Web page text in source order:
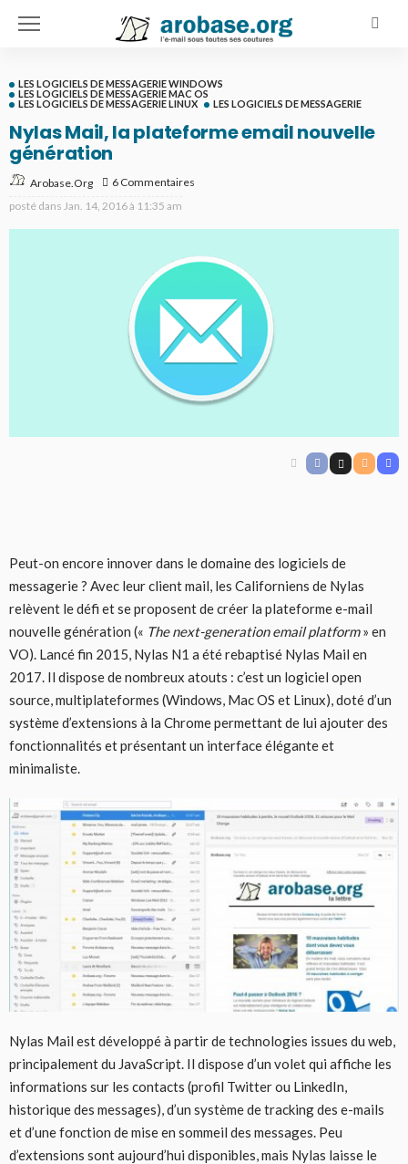
LES LOGICIELS DE MESSAGERIE WINDOWS
LES LOGICIELS DE MESSAGERIE MAC OS
LES LOGICIELS DE MESSAGERIE LINUX
LES LOGICIELS DE MESSAGERIE
Nylas Mail, la plateforme email nouvelle
génération
Arobase.org
6 Commentaires
posté dans Jan. 14, 2016 à 11:35 am
Peut-on encore innover dans le domaine des logiciels de
messagerie ? Avec leur client mail, les Californiens de Nylas
relèvent le défi et se proposent de créer la plateforme e-mail
nouvelle génération (« The next-generation email platform» en
VO). Lancé fin 2015, Nylas N1 a été rebaptisé Nylas Mail en
2017. Il dispose de nombreux atouts : c’est un logiciel open
source, multiplateformes (Windows, Mac OS et Linux), doté d’un
système d’extensions à la Chrome permettant de lui ajouter des
fonctionnalités et présentant un interface élégante et
minimaliste.
Nylas Mail est développé à partir de technologies issues du web,
principalement du JavaScript. Il dispose d’un volet qui affiche les
informations sur les contacts (profil Twitter ou LinkedIn,
historique des messages), d’un système de tracking des e-mails
et d’une fonction de mise en sommeil des messages. Peu
d’extensions sont aujourd’hui disponibles, mais Nylas laisse le